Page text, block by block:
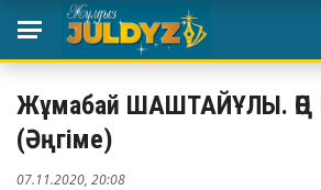
Жұмабай ШАШТАЙҰЛЫ. ӨҢ
(Әңгіме)
07.11.2020, 20:08